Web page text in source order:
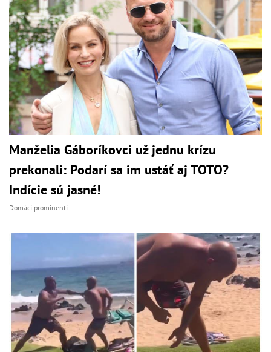
Manželia Gáboríkovci už jednu krízu
prekonali: Podarí sa im ustáť aj TOTO?
Indície sú jasné!
Domáci prominenti